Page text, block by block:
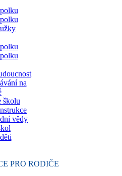
na
školu
vědy
PRO RODIČE